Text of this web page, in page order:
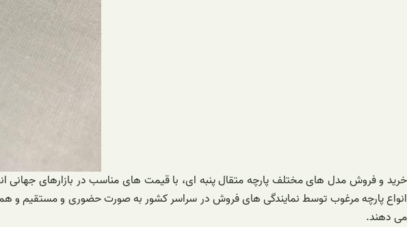
خرید و فروش مدل های مختلف پارچه متقال پنبه ای، با قیمت های مناسب در بازارهای
انواع پارچه مرغوب توسط نمایندگی های فروش در سراسر کشور به صورت حضوری و مستقیم و
می دهند.